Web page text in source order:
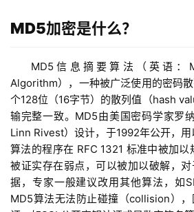
MD5加密是什么？
MD5信息摘要算法（英语：
Algorithm），一种被广泛使用的密码
个128位（16字节）的散列值（hash
输完整一致。MD5由美国密码学家罗
Linn Rivest）设计，于1992年公开，
算法的程序在 RFC 1321 标准中被加
被证实存在弱点，可以被加以破解，
据，专家一般建议改用其他算法，如
MD5算法无法防止碰撞（collision）